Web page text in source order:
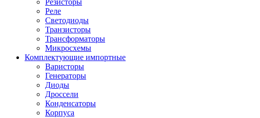
Резисторы
Реле
Светодиоды
Транзисторы
Трансформаторы
Микросхемы
Комплектующие импортные
Варисторы
Генераторы
Диоды
Дроссели
Конденсаторы
Корпуса